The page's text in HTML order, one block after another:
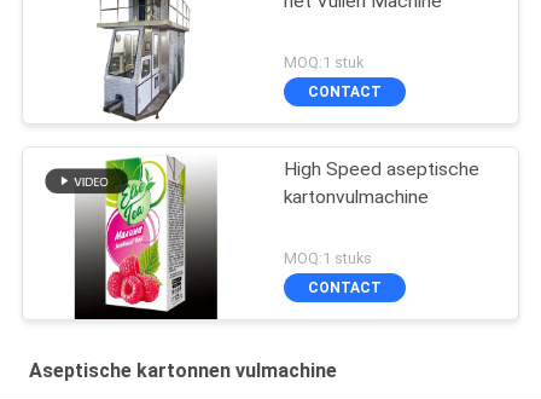
MOQ:1 stuk
CONTACT
High Speed aseptische
kartonvulmachine
MOQ:1 stuks
CONTACT
Aseptische kartonnen vulmachine